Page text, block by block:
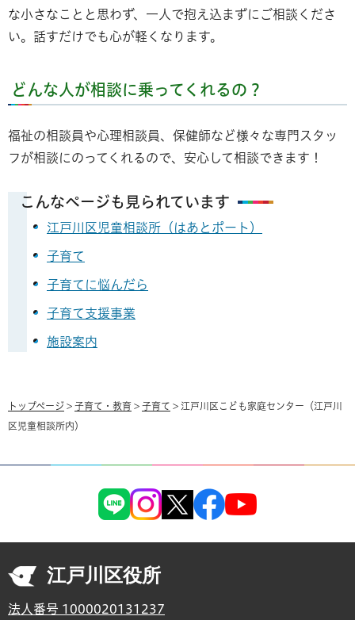
な小さなことと思わず、一人で抱え込まずにご相談くださ
い。話すだけでも心が軽くなります。
どんな人が相談に乗ってくれるの？
福祉の相談員や心理相談員、保健師など様々な専門スタッ
フが相談にのってくれるので、安心して相談できます！
こんなページも見られています
江戸川区児童相談所（はあとポート）
子育て
子育てに悩んだら
子育て支援事業
施設案内
トップページ > 子育て・教育 > 子育て > 江戸川区こども家庭センター（江戸川
区児童相談所内）
江戸川区役所
法人番号 1000020131237